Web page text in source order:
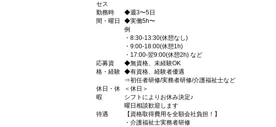
セス
勤務時
間・曜日
◆週3〜5日
◆実働5h〜
例
・8:30-13:30(休憩なし)
・9:00-18:00(休憩1h)
・17:00-翌9:00(休憩2h) など
応募資
格・経験
◆無資格、未経験OK
◆有資格、経験者優遇
⇒初任者研修/実務者研修/介護福祉士など
休日・休
暇
＜休日＞
シフトによりお休み決定♪
曜日相談歓迎します
待遇
【資格取得費用を全額会社負担！】
・介護福祉士実務者研修